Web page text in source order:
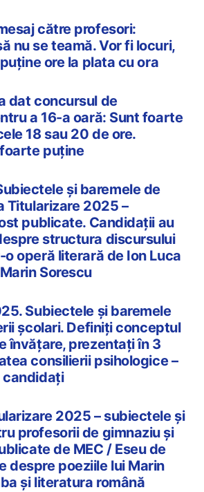
către profesori:
nu se teamă. Vor fi locuri,
ore la plata cu ora
dat concursul de
a 16-a oară: Sunt foarte
18 sau 20 de ore.
puține
și baremele de
Titularizare 2025 –
publicate. Candidații au
structura discursului
operă literară de Ion Luca
Sorescu
Subiectele și baremele
școlari. Definiți conceptul
învățare, prezentați în 3
consilierii psihologice –
2025 – subiectele și
profesorii de gimnaziu și
de MEC / Eseu de
despre poeziile lui Marin
și literatura română